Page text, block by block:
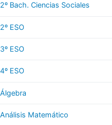
2º Bach. Ciencias Sociales
2º ESO
3º ESO
4º ESO
Álgebra
Análisis Matemático